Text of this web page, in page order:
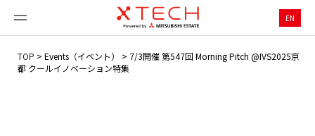
EN
TOP > Events（イベント） > 7/3開催 第547回 Morning Pitch @IVS2025京
都 クールイノベーション特集